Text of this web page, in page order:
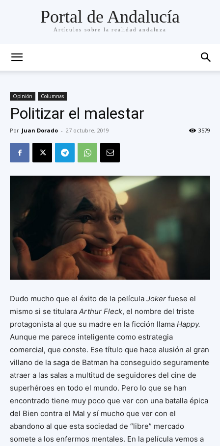
Portal de Andalucía
Artículos sobre la realidad andaluza
Opinión Columnas
Politizar el malestar
Por Juan Dorado - 27 octubre, 2019 3579
Dudo mucho que el éxito de la película Joker fuese el
mismo si se titulara Arthur Fleck, el nombre del triste
protagonista al que su madre en la ficción llama Happy.
Aunque me parece inteligente como estrategia
comercial, que conste. Ese título que hace alusión al gran
villano de la saga de Batman ha conseguido seguramente
atraer a las salas a multitud de seguidores del cine de
superhéroes en todo el mundo. Pero lo que se han
encontrado tiene muy poco que ver con una batalla épica
del Bien contra el Mal y sí mucho que ver con el
abandono al que esta sociedad de “libre” mercado
somete a los enfermos mentales. En la película vemos a